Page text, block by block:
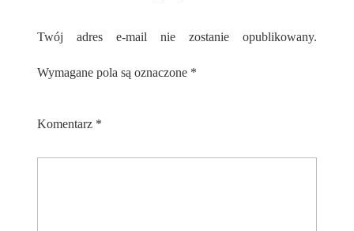
Twój adres e-mail nie zostanie opublikowany.
Wymagane pola są oznaczone *
Komentarz *